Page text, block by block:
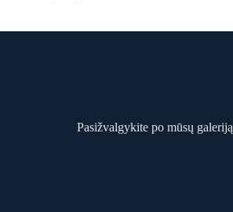
Pasižvalgykite po mūsų galeriją